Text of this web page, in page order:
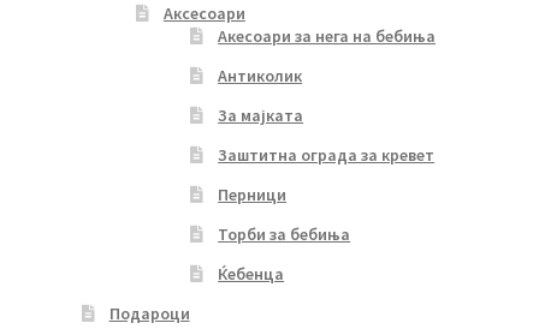
Аксесоари
Акесоари за нега на бебиња
Антиколик
За мајката
Заштитна ограда за кревет
Перници
Торби за бебиња
Ќебенца
Подароци